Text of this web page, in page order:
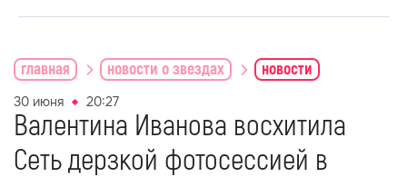
главная новости о звездах новости
30 июня 20:27
Валентина Иванова восхитила
Сеть дерзкой фотосессией в